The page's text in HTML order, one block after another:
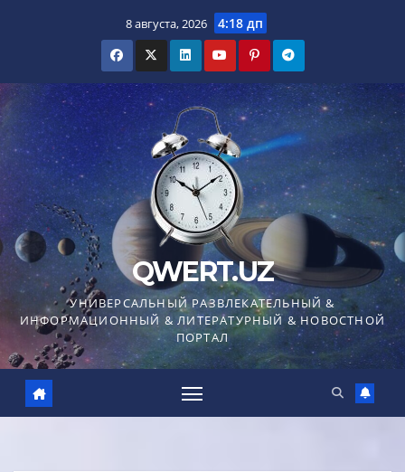
8 августа, 2026 4:18 дп
QWERT.UZ
УНИВЕРСАЛЬНЫЙ РАЗВЛЕКАТЕЛЬНЫЙ &
ИНФОРМАЦИОННЫЙ & ЛИТЕРАТУРНЫЙ & НОВОСТНОЙ
ПОРТАЛ